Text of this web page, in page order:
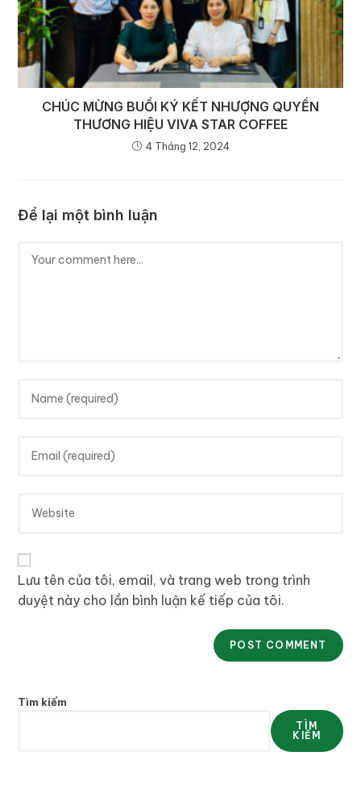
CHÚC MỪNG BUỔI KÝ KẾT NHƯỢNG QUYỀN
THƯƠNG HIỆU VIVA STAR COFFEE
4 Tháng 12, 2024
Để lại một bình luận
Lưu tên của tôi, email, và trang web trong trình
duyệt này cho lần bình luận kế tiếp của tôi.
Tìm kiếm
TÌM
KIẾM